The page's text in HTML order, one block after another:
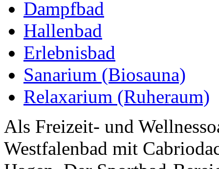
Dampfbad
Hallenbad
Erlebnisbad
Sanarium (Biosauna)
Relaxarium (Ruheraum)
Als Freizeit- und
Westfalenbad mit